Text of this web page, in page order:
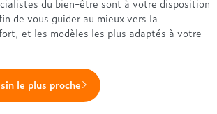
du bien-être sont à votre disposition
de vous guider au mieux vers la
et les modèles les plus adaptés à votre
le plus proche